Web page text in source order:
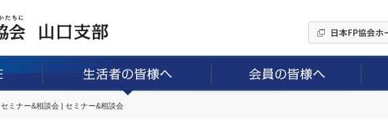
セミナー&相談会 | セミナー&相談会